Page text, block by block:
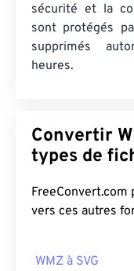
sécurité et la
sont protégés
supprimés
heures.
Convertir WMZ en d'autres
types de
FreeConvert.com
vers ces autres
WMZ à SVG